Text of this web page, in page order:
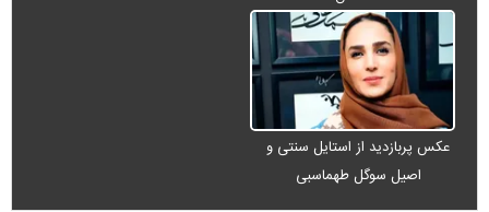
عکس پربازدید از استایل سنتی و
اصیل سوگل طهماسبی